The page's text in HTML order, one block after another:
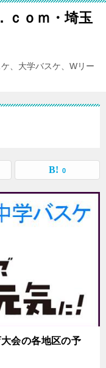
ｃｏｍ・埼玉
、大学バスケ、Wリー
0
会の各地区の予